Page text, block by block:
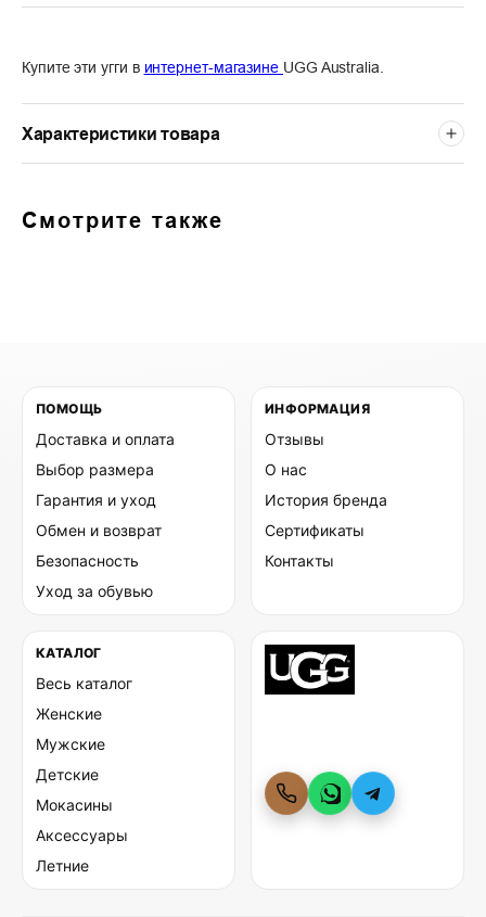
Купите эти угги в интернет-магазине UGG Australia.
Характеристики товара
Смотрите также
ПОМОЩЬ
Доставка и оплата
Выбор размера
Гарантия и уход
Обмен и возврат
Безопасность
Уход за обувью
ИНФОРМАЦИЯ
Отзывы
О нас
История бренда
Сертификаты
Контакты
КАТАЛОГ
Весь каталог
Женские
Мужские
Детские
Мокасины
Аксессуары
Летние